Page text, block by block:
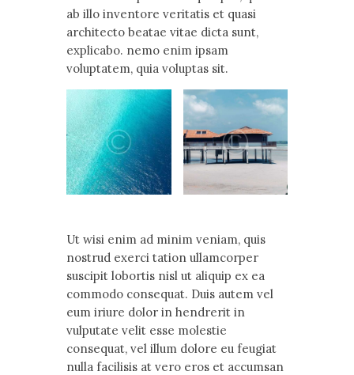
ab illo inventore veritatis et quasi
architecto beatae vitae dicta sunt,
explicabo. nemo enim ipsam
voluptatem, quia voluptas sit.
Ut wisi enim ad minim veniam, quis
nostrud exerci tation ullamcorper
suscipit lobortis nisl ut aliquip ex ea
commodo consequat. Duis autem vel
eum iriure dolor in hendrerit in
vulputate velit esse molestie
consequat, vel illum dolore eu feugiat
nulla facilisis at vero eros et accumsan